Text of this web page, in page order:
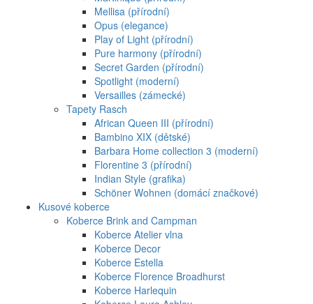
Mellisa (přírodní)
Opus (elegance)
Play of Light (přírodní)
Pure harmony (přírodní)
Secret Garden (přírodní)
Spotlight (moderní)
Versailles (zámecké)
Tapety Rasch
African Queen III (přírodní)
Bambino XIX (dětské)
Barbara Home collection 3 (moderní)
Florentine 3 (přírodní)
Indian Style (grafika)
Schöner Wohnen (domácí značkové)
Kusové koberce
Koberce Brink and Campman
Koberce Atelier vlna
Koberce Decor
Koberce Estella
Koberce Florence Broadhurst
Koberce Harlequin